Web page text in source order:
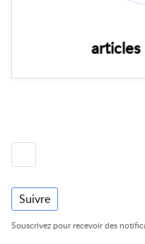
Suivre
Souscrivez pour recevoir des